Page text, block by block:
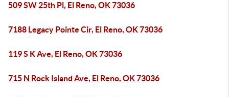
509 SW 25th Pl, El Reno, OK 73036
7188 Legacy Pointe Cir, El Reno, OK 73036
119 S K Ave, El Reno, OK 73036
715 N Rock Island Ave, El Reno, OK 73036